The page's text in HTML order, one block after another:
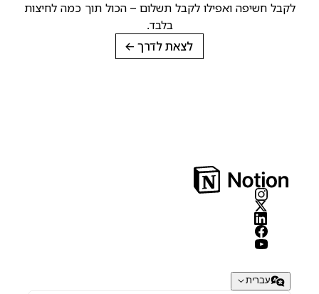
לקבל חשיפה ואפילו לקבל תשלום – הכול תוך כמה לחיצות
בלבד.
לצאת לדרך→
עברית